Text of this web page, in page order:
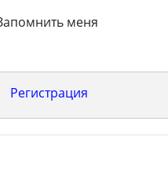
меня
Регистрация